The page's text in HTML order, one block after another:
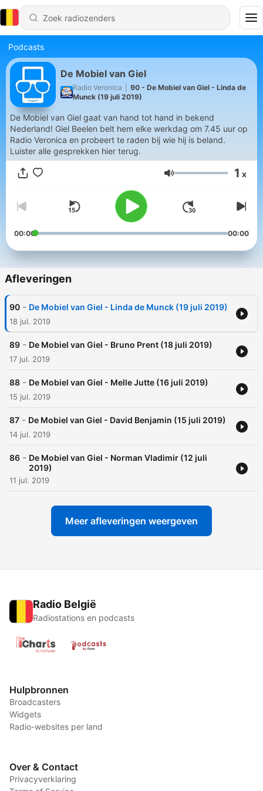
Podcasts
De Mobiel van Giel
Radio Veronica
90 - De Mobiel van Giel - Linda de
Munck (19 juli 2019)
De Mobiel van Giel gaat van hand tot hand in bekend
Nederland! Giel Beelen belt hem elke werkdag om 7.45 uur op
Radio Veronica en probeert te raden bij wie hij is beland.
Luister alle gesprekken hier terug.
Volume 1 x
00:00 00:00
Afleveringen
90 - De Mobiel van Giel - Linda de Munck (19 juli 2019)
18 jul. 2019
89 - De Mobiel van Giel - Bruno Prent (18 juli 2019)
17 jul. 2019
88 - De Mobiel van Giel - Melle Jutte (16 juli 2019)
15 jul. 2019
87 - De Mobiel van Giel - David Benjamin (15 juli 2019)
14 jul. 2019
86 - De Mobiel van Giel - Norman Vladimir (12 juli
2019)
11 jul. 2019
Meer afleveringen weergeven
Radio België
Radiostations en podcasts
Hulpbronnen
Broadcasters
Widgets
Radio-websites per land
Over & Contact
Privacyverklaring